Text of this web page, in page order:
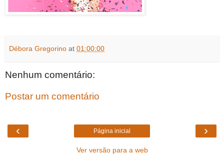
Débora Gregorino at 01:00:00
Nenhum comentário:
Postar um comentário
‹ ›
Página inicial
Ver versão para a web